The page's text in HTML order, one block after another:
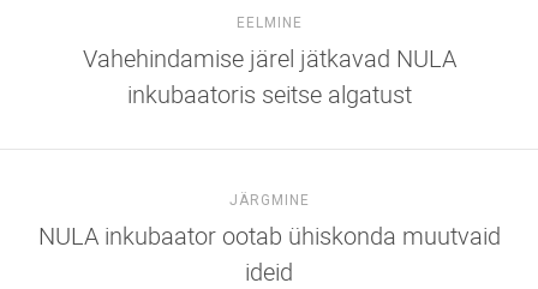
EELMINE
Vahehindamise järel jätkavad NULA
inkubaatoris seitse algatust
JÄRGMINE
NULA inkubaator ootab ühiskonda muutvaid
ideid